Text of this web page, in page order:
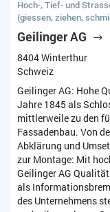
Hoch-, Tief- und
(giessen, ziehen,
Geilinger AG
8404 Winterthur
Schweiz
Geilinger AG: Hohe
Jahre 1845 als
mittlerweile zu den
Fassadenbau. Von
Abklärung und
zur Montage: Mit
Geilinger AG
als
des Unternehmens